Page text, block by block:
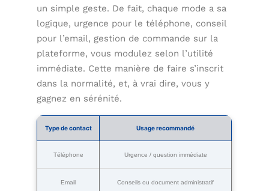
un simple geste. De fait, chaque mode a sa
logique, urgence pour le téléphone, conseil
pour l’email, gestion de commande sur la
plateforme, vous modulez selon l’utilité
immédiate. Cette manière de faire s’inscrit
dans la normalité, et, à vrai dire, vous y
gagnez en sérénité.
Type de contact Usage recommandé
Téléphone Urgence / question immédiate
Email Conseils ou document administratif